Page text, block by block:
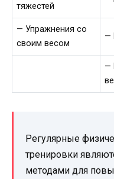
тяжестей
— Упражнения со
своим весом
—
—
Регулярные
тренировки
методами для